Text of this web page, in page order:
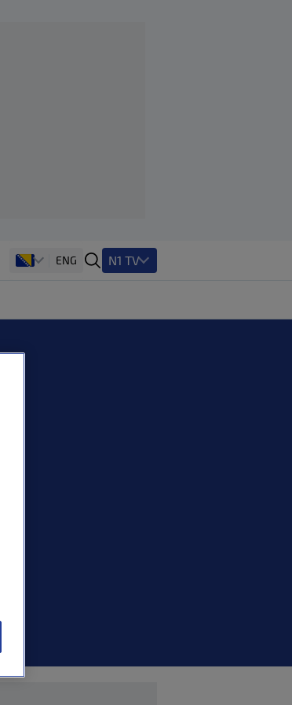
ENG N1 TV